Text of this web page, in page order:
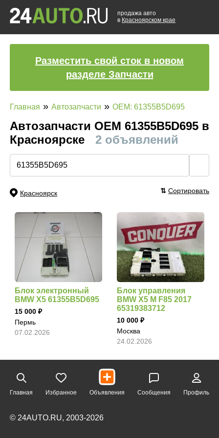
продажа авто
в Красноярском крае
Разместить свой сток в новом
разделе Запчасти
Главная » Автозапчасти » OEM: 61355B5D695
Автозапчасти ОЕМ 61355B5D695 в
Красноярске
2 объявлений
Красноярск ⇅ Сортировать
Блок электронный
BMW X5 61355B5D695
15 000
Пермь
07.02.2026
Блок управления
BMW X5 M F85 2017
65319383712
10 000
Москва
24.02.2026
Главная Избранное Объявления Сообщения Профиль
© 24AUTO.RU, 2003-2026